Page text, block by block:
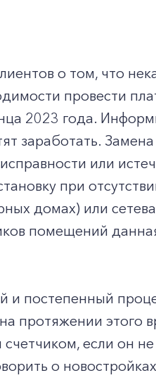
о том, что
провести
2023 года.
заработать.
или
при
домах) или
помещений
и постепенный
протяжении этого
если он
о